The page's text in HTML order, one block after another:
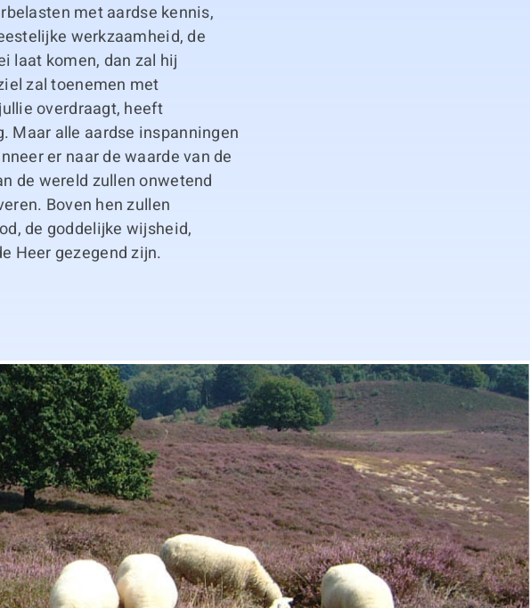
met aardse kennis,
werkzaamheid, de
laat komen, dan zal hij
zal toenemen met
overdraagt, heeft
Maar alle aardse inspanningen
er naar de waarde van de
de wereld zullen onwetend
Boven hen zullen
de goddelijke wijsheid,
Heer gezegend zijn.